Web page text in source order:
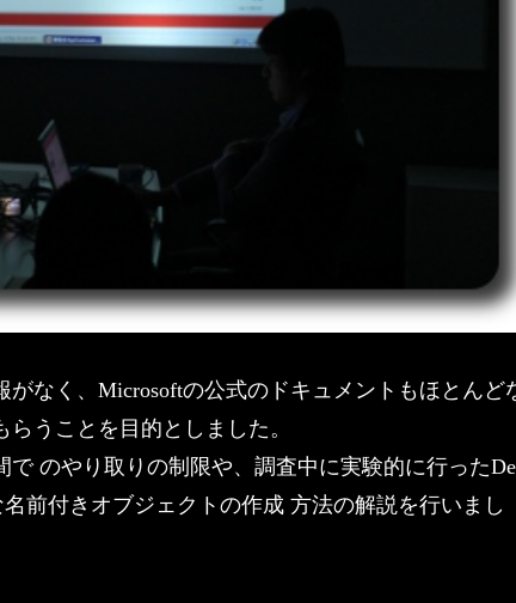
なく、Microsoftの公式のドキュメントもほとんど
うことを目的としました。
で のやり取りの制限や、調査中に実験的に行った
前付きオブジェクトの作成 方法の解説を行いまし